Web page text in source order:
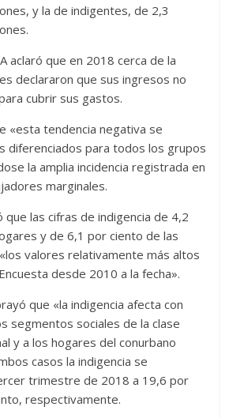
y la de indigentes, de 2,3
aclaró que en 2018 cerca de la
declararon que sus ingresos no
cubrir sus gastos.
«esta tendencia negativa se
diferenciados para todos los grupos
la amplia incidencia registrada en
marginales.
que las cifras de indigencia de 4,2
y de 6,1 por ciento de las
valores relativamente más altos
desde 2010 a la fecha».
que «la indigencia afecta con
segmentos sociales de la clase
y a los hogares del conurbano
casos la indigencia se
trimestre de 2018 a 19,6 por
respectivamente.